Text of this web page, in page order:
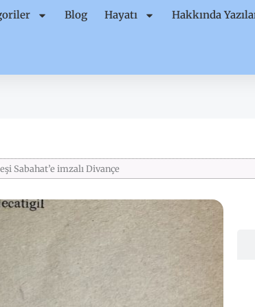
Blog Hayatı Hakkında
Sabahat’e imzalı Divançe